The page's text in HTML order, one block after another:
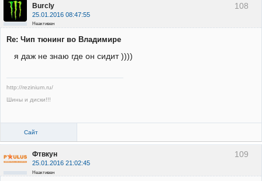
108
Burcly
25.01.2016 08:47:55
Неактивен
Re: Чип тюнинг во Владимире
я даж не знаю где он сидит ))))
http://rezinium.ru/
Шины и диски!!!
Сайт
109
Фтвкун
25.01.2016 21:02:45
Неактивен